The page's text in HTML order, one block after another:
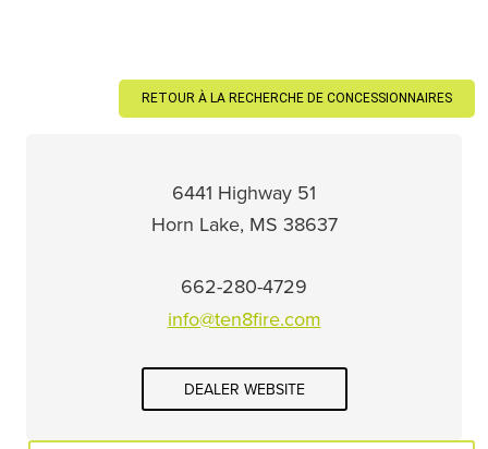
RETOUR À LA RECHERCHE DE CONCESSIONNAIRES
6441 Highway 51
Horn Lake, MS 38637
662-280-4729
info@ten8fire.com
DEALER WEBSITE